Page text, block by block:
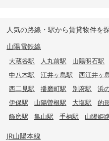
人気の路線・駅から賃貸物件を
山陽電鉄線
大蔵谷駅 人丸前駅 山陽明石駅
中八木駅
江井ヶ島駅 西江井ヶ
西二見駅
播磨町駅 別府駅 浜
伊保駅
山陽曽根駅 大塩駅 的
飾磨駅
亀山駅 手柄駅 山陽姫
JR山陽本線